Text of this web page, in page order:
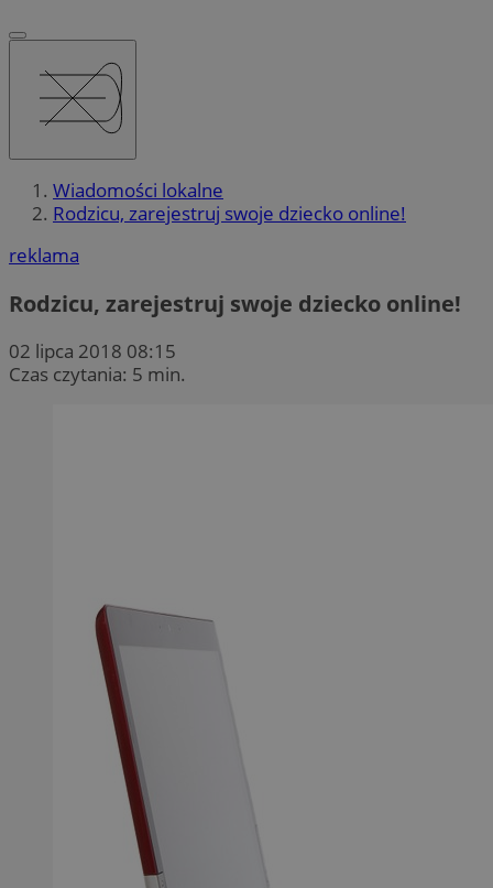
Wiadomości lokalne
Rodzicu, zarejestruj swoje dziecko online!
reklama
Rodzicu, zarejestruj swoje dziecko online!
02 lipca 2018 08:15
Czas czytania: 5 min.